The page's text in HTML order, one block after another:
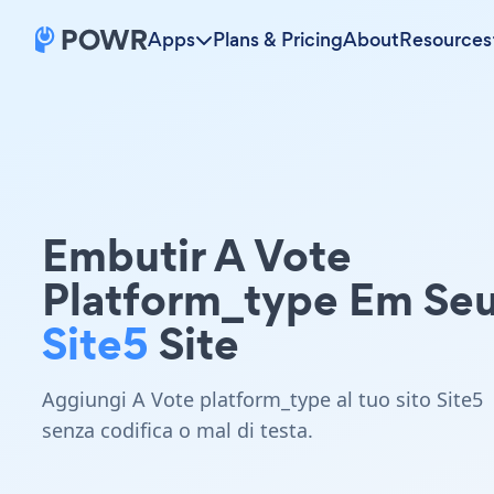
Apps Plans & PricingAboutResources
Embutir A Vote
Platform_type Em
Site5Site
Aggiungi A Vote platform_type al tuo sito Site5
senza codifica o mal di testa.